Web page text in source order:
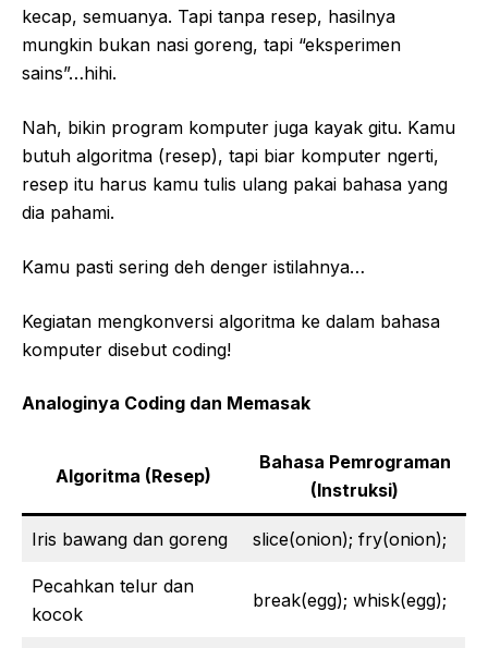
kecap, semuanya. Tapi tanpa resep, hasilnya
mungkin bukan nasi goreng, tapi “eksperimen
sains”…hihi.
Nah, bikin program komputer juga kayak gitu. Kamu
butuh algoritma (resep), tapi biar komputer ngerti,
resep itu harus kamu tulis ulang pakai bahasa yang
dia pahami.
Kamu pasti sering deh denger istilahnya…
Kegiatan mengkonversi algoritma ke dalam bahasa
komputer disebut coding!
Analoginya Coding dan Memasak
Algoritma (Resep)
Bahasa Pemrograman
(Instruksi)
Iris bawang dan goreng slice(onion); fry(onion);
Pecahkan telur dan
kocok
break(egg); whisk(egg);